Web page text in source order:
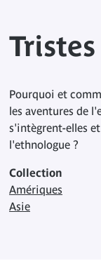
Pourquoi et
les aventures de
s'intègrent-elles
l'ethnologue ?
Collection
Amériques
Asie